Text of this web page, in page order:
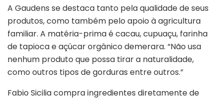
A Gaudens se destaca tanto pela qualidade de seus
produtos, como também pelo apoio à agricultura
familiar. A matéria-prima é cacau, cupuaçu, farinha
de tapioca e açúcar orgânico demerara. “Não usa
nenhum produto que possa tirar a naturalidade,
como outros tipos de gorduras entre outros.”
Fabio Sicilia compra ingredientes diretamente de